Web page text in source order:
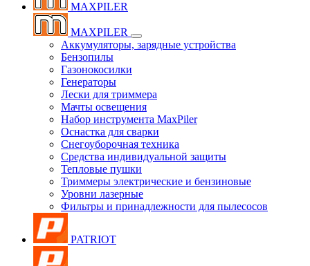
MAXPILER
MAXPILER
Аккумуляторы, зарядные устройства
Бензопилы
Газонокосилки
Генераторы
Лески для триммера
Мачты освещения
Набор инструмента MaxPiler
Оснастка для сварки
Снегоуборочная техника
Средства индивидуальной защиты
Тепловые пушки
Триммеры электрические и бензиновые
Уровни лазерные
Фильтры и принадлежности для пылесосов
PATRIOT